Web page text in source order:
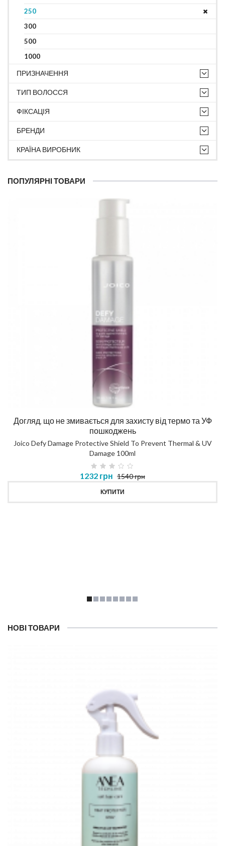
250
300
500
1000
ПРИЗНАЧЕННЯ
ТИП ВОЛОССЯ
ФІКСАЦІЯ
БРЕНДИ
КРАЇНА ВИРОБНИК
ПОПУЛЯРНІ ТОВАРИ
Догляд, що не змивається для захисту від термо та УФ
пошкоджень
Joico Defy Damage Protective Shield To Prevent Thermal & UV
Damage 100ml
1232 грн 1540 грн
КУПИТИ
НОВІ ТОВАРИ